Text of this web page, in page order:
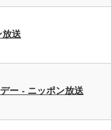
放送
ー - ニッポン放送